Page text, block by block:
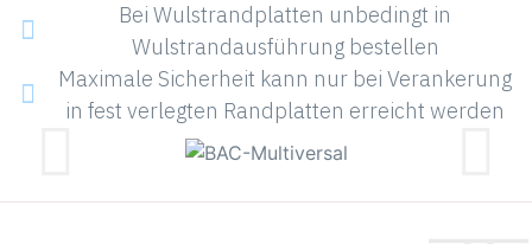
Bei Wulstrandplatten unbedingt in
Wulstrandausführung bestellen
Maximale Sicherheit kann nur bei Verankerung
in fest verlegten Randplatten erreicht werden